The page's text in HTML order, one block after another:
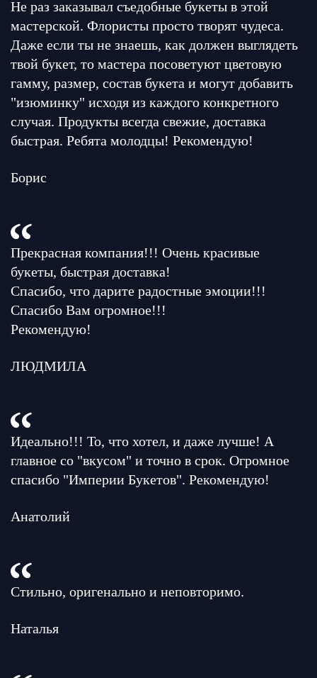
Не раз заказывал съедобные букеты в этой
мастерской. Флористы просто творят чудеса.
Даже если ты не знаешь, как должен выглядеть
твой букет, то мастера посоветуют цветовую
гамму, размер, состав букета и могут добавить
"изюминку" исходя из каждого конкретного
случая. Продукты всегда свежие, доставка
быстрая. Ребята молодцы! Рекомендую!
Борис
Прекрасная компания!!! Очень красивые
букеты, быстрая доставка!
Спасибо, что дарите радостные эмоции!!!
Спасибо Вам огромное!!!
Рекомендую!
ЛЮДМИЛА
Идеально!!! То, что хотел, и даже лучше! А
главное со "вкусом" и точно в срок. Огромное
спасибо "Империи Букетов". Рекомендую!
Анатолий
Стильно, оригенально и неповторимо.
Наталья